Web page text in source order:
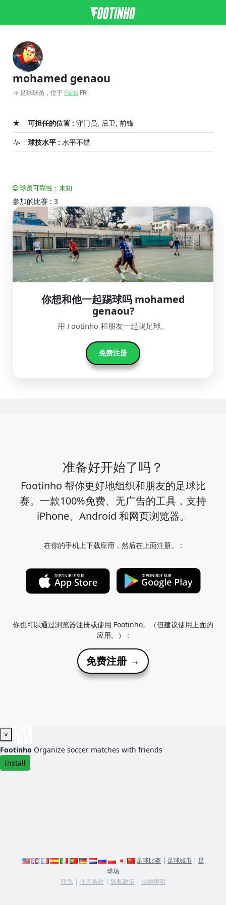
mohamed genaou
→ 足球球员，位于 Paris FR
可担任的位置 : 守门员, 后卫, 前锋
球技水平 : 水平不错
球员可靠性：未知
参加的比赛 : 3
你想和他一起踢球吗 mohamed
genaou?
用 Footinho 和朋友一起踢足球。
免费注册
准备好开始了吗？
Footinho 帮你更好地组织和朋友的足球比
赛。一款100%免费、无广告的工具，支持
iPhone、Android 和网页浏览器。
在你的手机上下载应用，然后在上面注册。 :
你也可以通过浏览器注册或使用 Footinho。（但建议使用上面的
应用。） :
免费注册 →
×
Footinho Organize soccer matches with friends
Install
足球比赛 | 足球城市 | 足
球场
联系 | 使用条款 | 隐私政策 | 法律声明